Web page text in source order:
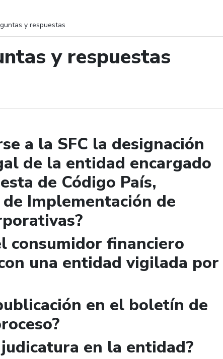
y respuestas
y respuestas
a la SFC la designación
de la entidad encargado
de Código País,
Implementación de
consumidor financiero
una entidad vigilada por
en el boletín de
en la entidad?